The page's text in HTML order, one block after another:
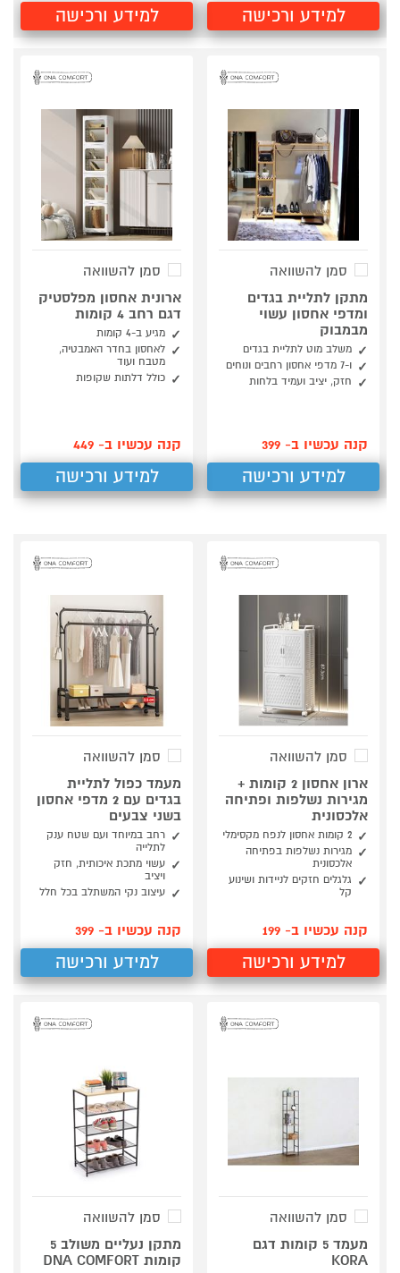
למידע ורכישה למידע ורכישה
סמן להשוואה
מתקן לתליית בגדים
ומדפי אחסון עשוי
מבמבוק
משלב מוט לתליית בגדים
ו-7 מדפי אחסון רחבים ונוחים
חזק, יציב ועמיד בלחות
קנה עכשיו ב- 399
למידע ורכישה
סמן להשוואה
ארונית אחסון מפלסטיק
דגם רחב 4 קומות
מגיע ב-4 קומות
לאחסון בחדר האמבטיה,
מטבח ועוד
כולל דלתות שקופות
קנה עכשיו ב- 449
למידע ורכישה
סמן להשוואה
ארון אחסון 2 קומות +
מגירות נשלפות ופתיחה
אלכסונית
2 קומות אחסון לנפח מקסימלי
מגירות נשלפות בפתיחה
אלכסונית
גלגלים חזקים לניידות ושינוע
קל
קנה עכשיו ב- 199
למידע ורכישה
סמן להשוואה
מעמד כפול לתליית
בגדים עם 2 מדפי אחסון
בשני צבעים
רחב במיוחד ועם שטח ענק
לתלייה
עשוי מתכת איכותית, חזק
ויציב
עיצוב נקי המשתלב בכל חלל
קנה עכשיו ב- 399
למידע ורכישה
סמן להשוואה
מעמד 5 קומות דגם
KORA
סמן להשוואה
מתקן נעליים משולב 5
קומות DNA COMFORT